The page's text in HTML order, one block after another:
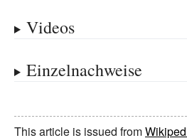
Videos
Einzelnachweise
This article is issued from